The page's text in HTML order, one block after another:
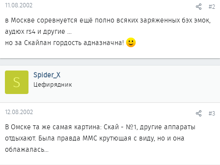
11.08.2002 #2
в Москве соревнуется ещё полно всяких заряженных бэх эмок,
аудюх rs4 и другие ...
но за Скайлан гордость адназначна!
S Spider_X
Цефирядник
12.08.2002 #3
В Омске та же самая картина: Скай - №1, другие аппараты
отдыхают. Была правда ММС крутющая с виду, но и она
облажалась...